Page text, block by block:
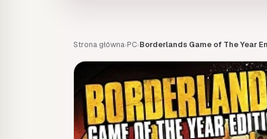
Strona główna›PC›Borderlands Game of The Year